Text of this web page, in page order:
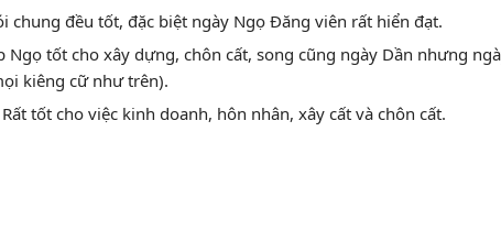
chung đều tốt, đặc biệt ngày Ngọ Đăng viên rất hiển đạt.
Ngọ tốt cho xây dựng, chôn cất, song cũng ngày Dần nhưng
kiêng cữ như trên).
tốt cho việc kinh doanh, hôn nhân, xây cất và chôn cất.